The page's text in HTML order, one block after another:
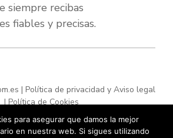
siempre recibas
fiables y precisas.
| Política de privacidad y Aviso legal
|Política de Cookies
para asegurar que damos la mejor
en nuestra web. Si sigues utilizando